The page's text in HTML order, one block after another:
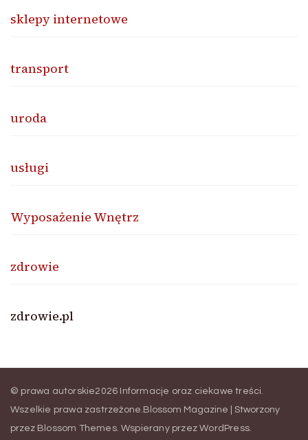
sklepy internetowe
transport
uroda
usługi
Wyposażenie Wnętrz
zdrowie
zdrowie.pl
© prawa autorskie2026 Informacje oraz ciekawe treści.
Wszelkie prawa zastrzeżone.Blossom Magazine | Stworzony
przez Blossom Themes. Wspierany przezWordPress.